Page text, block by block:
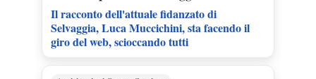
Il racconto dell'attuale fidanzato di
Selvaggia, Luca Muccichini, sta facendo il
giro del web, scioccando tutti